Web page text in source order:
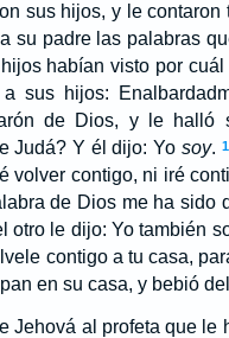
sus hijos, y le
su padre las palabras
habían visto por
sus hijos:
de Dios, y le halló
Judá? Y él dijo: Yo soy.
volver contigo, ni iré
de Dios me ha sido
otro le dijo: Yo también
contigo a tu casa,
en su casa, y bebió
Jehová al profeta que le